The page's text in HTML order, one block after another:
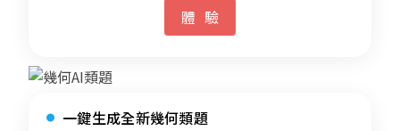
體驗
一鍵生成全新幾何類題